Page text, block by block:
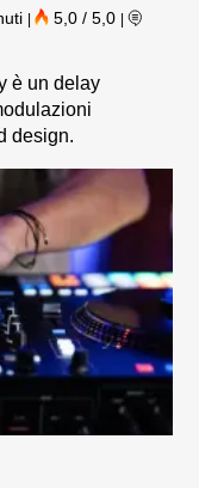
| 5,0 / 5,0 |
è un delay
design.